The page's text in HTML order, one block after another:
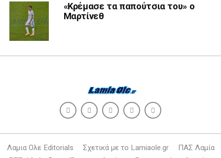
«Κρέμασε τα παπούτσια του» ο
Μαρτίνεθ
Λαμια Ολε Editorials Σχετικά με το Lamiaole.gr
ΠΑΣ Λαμία